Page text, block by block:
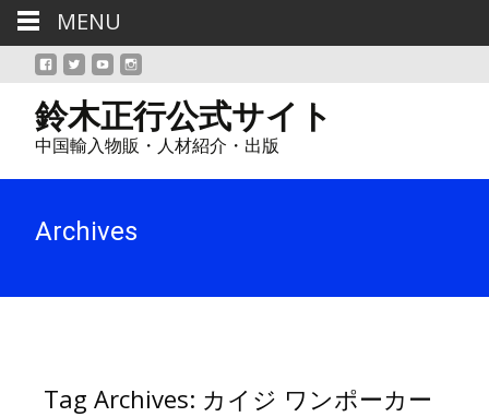
鈴木正行公式サイト
中国輸入物販・人材紹介・出版
Archives
Tag Archives: カイジ ワンポーカー
MENU